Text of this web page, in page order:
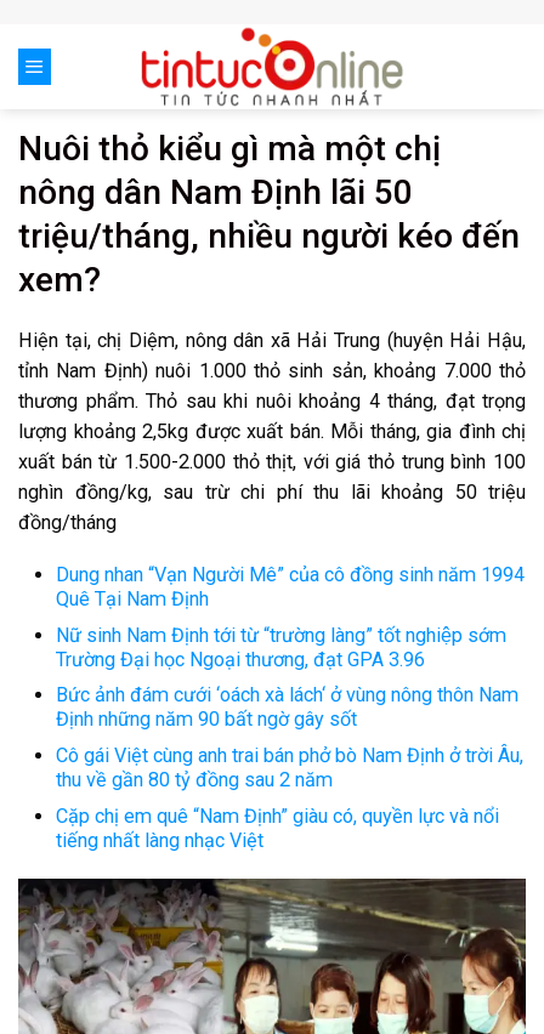
content
Nuôi thỏ kiểu gì mà một chị
nông dân Nam Định lãi 50
triệu/tháng, nhiều người kéo đến
xem?
Hiện tại, chị Diệm, nông dân xã Hải Trung (huyện Hải Hậu,
tỉnh Nam Định) nuôi 1.000 thỏ sinh sản, khoảng 7.000 thỏ
thương phẩm. Thỏ sau khi nuôi khoảng 4 tháng, đạt trọng
lượng khoảng 2,5kg được xuất bán. Mỗi tháng, gia đình chị
xuất bán từ 1.500-2.000 thỏ thịt, với giá thỏ trung bình 100
nghìn đồng/kg, sau trừ chi phí thu lãi khoảng 50 triệu
đồng/tháng
Dung nhan “Vạn Người Mê” của cô đồng sinh năm 1994
Quê Tại Nam Định
Nữ sinh Nam Định tới từ “trường làng” tốt nghiệp sớm
Trường Đại học Ngoại thương, đạt GPA 3.96
Bức ảnh đám cưới ‘oách xà lách‘ ở vùng nông thôn Nam
Định những năm 90 bất ngờ gây sốt
Cô gái Việt cùng anh trai bán phở bò Nam Định ở trời Âu,
thu về gần 80 tỷ đồng sau 2 năm
Cặp chị em quê “Nam Định” giàu có, quyền lực và nổi
tiếng nhất làng nhạc Việt